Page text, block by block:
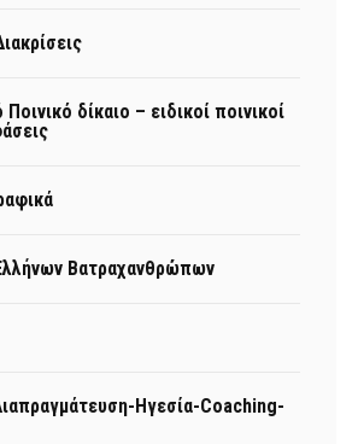
δίκαιο – ειδικοί ποινικοί
Βατραχανθρώπων
Ηγεσία-Coaching-